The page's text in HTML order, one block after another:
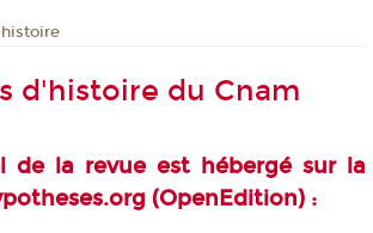
d'histoire du Cnam
de la revue est hébergé sur la
(OpenEdition):